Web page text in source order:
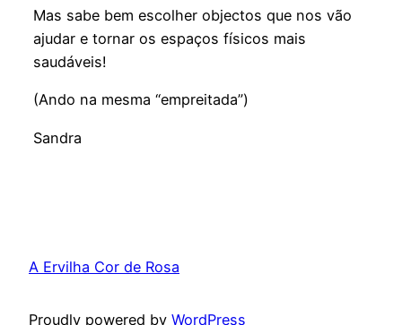
Mas sabe bem escolher objectos que nos vão
ajudar e tornar os espaços físicos mais
saudáveis!
(Ando na mesma “empreitada”)
Sandra
A Ervilha Cor de Rosa
Proudly powered by WordPress